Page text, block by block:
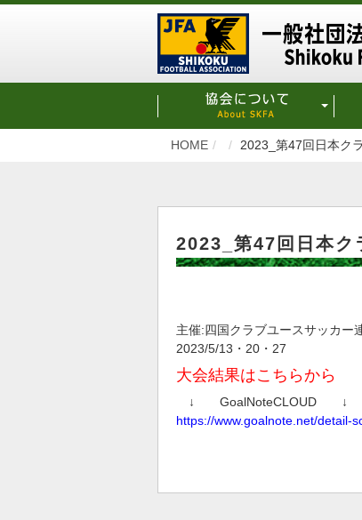
HOME 2023_第47回日本ク
2023_第47回日本ク
主催:四国クラブユースサッカー
2023/5/13・20・27
大会結果はこちらから
↓ GoalNoteCLOUD ↓
https://www.goalnote.net/detail-